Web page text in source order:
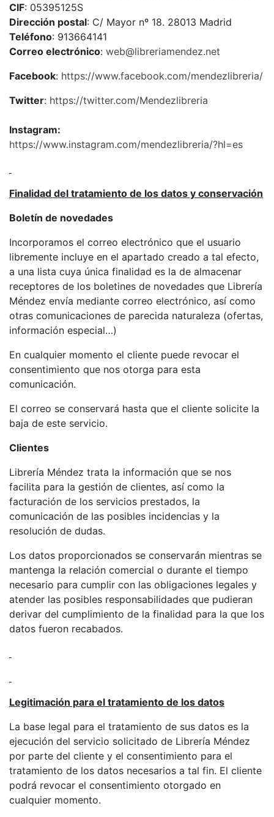
CIF: 05395125S
Dirección postal: C/ Mayor nº 18. 28013 Madrid
Teléfono: 913664141
Correo electrónico: web@libreriamendez.net
Facebook: https://www.facebook.com/mendezlibreria/
Twitter: https://twitter.com/Mendezlibreria
Instagram:
https://www.instagram.com/mendezlibreria/?hl=es
Finalidad del tratamiento de los datos y conservación
Boletín de novedades
Incorporamos el correo electrónico que el usuario
libremente incluye en el apartado creado a tal efecto,
a una lista cuya única finalidad es la de almacenar
receptores de los boletines de novedades que Librería
Méndez envía mediante correo electrónico, así como
otras comunicaciones de parecida naturaleza (ofertas,
información especial…)
En cualquier momento el cliente puede revocar el
consentimiento que nos otorga para esta
comunicación.
El correo se conservará hasta que el cliente solicite la
baja de este servicio.
Clientes
Librería Méndez trata la información que se nos
facilita para la gestión de clientes, así como la
facturación de los servicios prestados, la
comunicación de las posibles incidencias y la
resolución de dudas.
Los datos proporcionados se conservarán mientras se
mantenga la relación comercial o durante el tiempo
necesario para cumplir con las obligaciones legales y
atender las posibles responsabilidades que pudieran
derivar del cumplimiento de la finalidad para la que los
datos fueron recabados.
Legitimación para el tratamiento de los datos
La base legal para el tratamiento de sus datos es la
ejecución del servicio solicitado de Librería Méndez
por parte del cliente y el consentimiento para el
tratamiento de los datos necesarios a tal fin. El cliente
podrá revocar el consentimiento otorgado en
cualquier momento.